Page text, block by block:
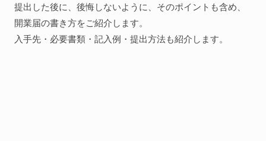
Webその他
提出した後に、後悔しないように、そのポイントも含め、
開業届の書き方をご紹介します。
入手先・必要書類・記入例・提出方法も紹介します。